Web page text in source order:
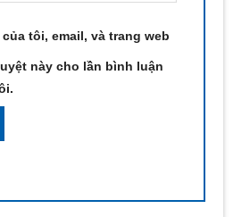
tôi, email, và trang web
này cho lần bình luận